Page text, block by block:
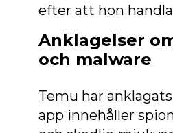
efter att hon
Anklagelser
och malware
Temu har
app innehåller